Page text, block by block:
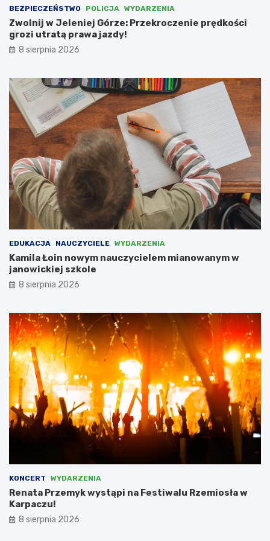
c
e
m
u
s
l
i
n
e
w
e
n
i
ć
h
i
t
e
k
r
y
w
e
s
ó
ł
p
r
z
N
i
e
a
m
i
,
l
i
c
z
ą
c
n
o
t
a
c
j
ę
BEZPIECZEŃSTWO POLICJA WYDARZENIA
Zwolnij w Jeleniej Górze: Przekroczenie prędkości
grozi utratą prawa jazdy!
8 sierpnia 2026
EDUKACJA NAUCZYCIELE WYDARZENIA
Kamila Łoin nowym nauczycielem mianowanym w
janowickiej szkole
8 sierpnia 2026
KONCERT WYDARZENIA
Renata Przemyk wystąpi na Festiwalu Rzemiosła w
Karpaczu!
8 sierpnia 2026